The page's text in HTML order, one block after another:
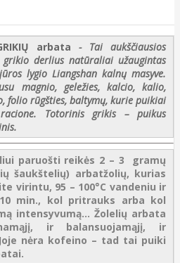
arbata
- Tai aukščiausios
grikio derlius natūraliai užaugintas
lygio Liangshan kalnų masyve.
magnio, geležies, kalcio, kalio,
folio rūgšties, baltymų, kurie puikiai
Totorinis grikis – puikus
paruošti reikės 2 – 3 gramų
šaukštelių) arbatžolių, kurias
virintu, 95 – 100°C vandeniu ir
min., kol pritrauks arba kol
intensyvumą... Žolelių arbata
ir balansuojamąjį, ir
nėra kofeino – tad tai puiki